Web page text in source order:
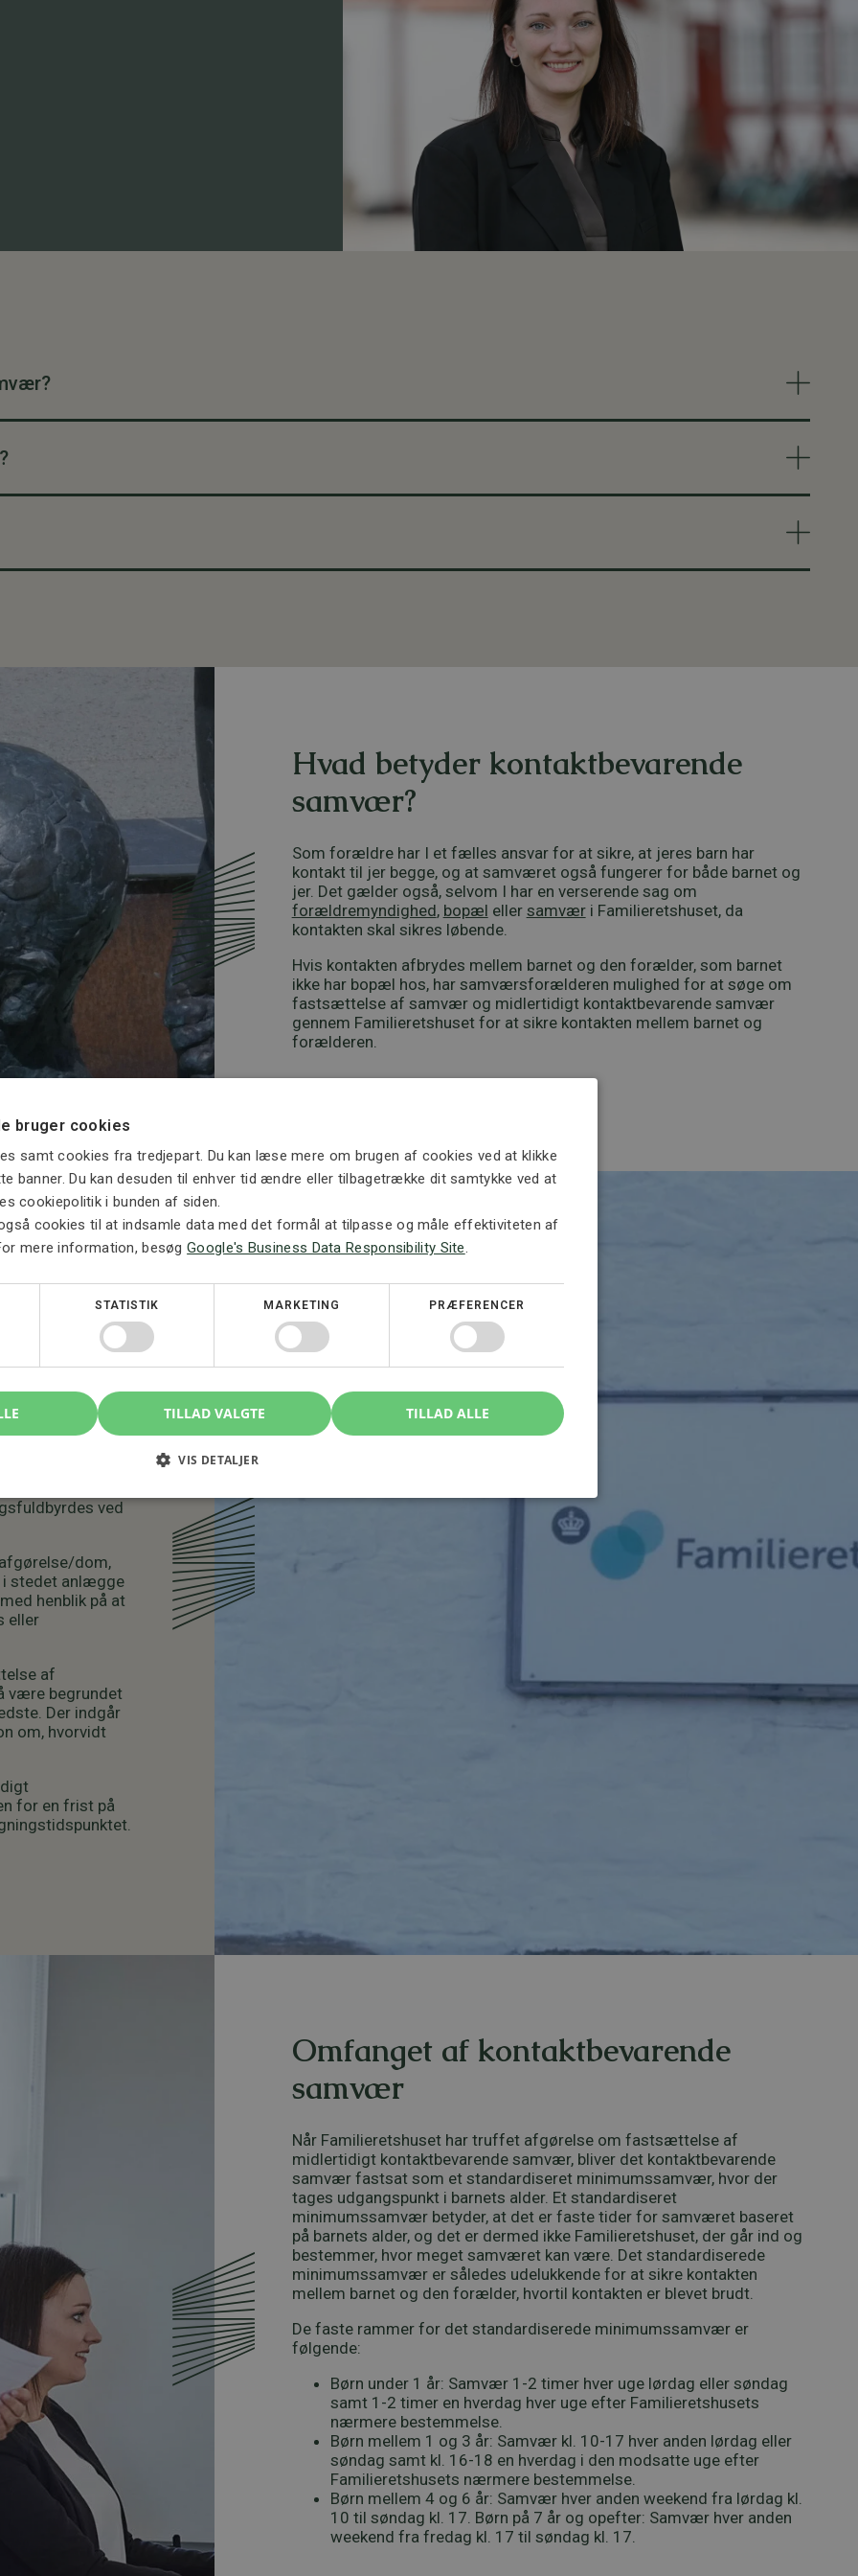
Hvad betyder kontaktbevarende
samvær?
Som forældre har I et fælles ansvar for at sikre, at jeres barn har
kontakt til jer begge, og at samværet også fungerer for både barnet og
jer. Det gælder også, selvom I har en verserende sag om
forældremyndighed, bopæl eller samværi Familieretshuset, da
kontakten skal sikres løbende.
Hvis kontakten afbrydes mellem barnet og den forælder, som barnet
ikke har bopæl hos, har samværsforælderen mulighed for at søge om
fastsættelse af samvær og midlertidigt kontaktbevarende samvær
gennem Familieretshuset for at sikre kontakten mellem barnet og
forælderen.
kun, hvis
sørger for at
afbrydes.
mellem
at der frem til
og forælderen
ved
dom,
stedet anlægge
henblik på at
eller
af
være begrundet
Der indgår
om, hvorvidt
for en frist på
Omfanget af kontaktbevarende
samvær
Når Familieretshuset har truffet afgørelse om fastsættelse af
midlertidigt kontaktbevarende samvær, bliver det kontaktbevarende
samvær fastsat som et standardiseret minimumssamvær, hvor der
tages udgangspunkt i barnets alder. Et standardiseret
minimumssamvær betyder, at det er faste tider for samværet baseret
på barnets alder, og det er dermed ikke Familieretshuset, der går ind og
bestemmer, hvor meget samværet kan være. Det standardiserede
minimumssamvær er således udelukkende for at sikre kontakten
mellem barnet og den forælder, hvortil kontakten er blevet brudt.
De faste rammer for det standardiserede minimumssamvær er
følgende:
Børn under 1 år: Samvær 1-2 timer hver uge lørdag eller søndag
samt 1-2 timer en hverdag hver uge efter Familieretshusets
nærmere bestemmelse.
Børn mellem 1 og 3 år: Samvær kl. 10-17 hver anden lørdag eller
søndag samt kl. 16-18 en hverdag i den modsatte uge efter
Familieretshusets nærmere bestemmelse.
Børn mellem 4 og 6 år: Samvær hver anden weekend fra lørdag kl.
10 til søndag kl. 17. Børn på 7 år og opefter: Samvær hver anden
weekend fra fredag kl. 17 til søndag kl. 17.
bruger cookies
samt cookies fra tredjepart. Du kan læse mere om brugen af cookies ved at klikke
banner. Du kan desuden til enhver tid ændre eller tilbagetrække dit samtykke ved at
cookiepolitik i bunden af siden.
cookies til at indsamle data med det formål at tilpasse og måle effektiviteten af
mere information, besøgGoogle's Business Data Responsibility Site.
STATISTIK MARKETING PRÆFERENCER
TILLAD VALGTE TILLAD ALLE
VIS DETALJER